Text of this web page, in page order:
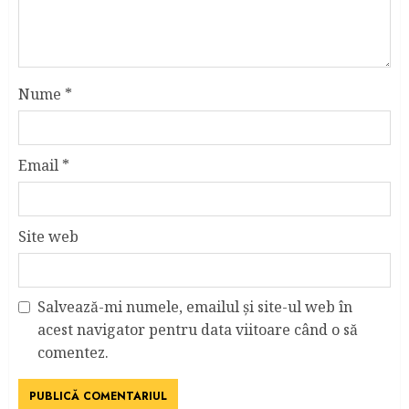
Nume *
Email *
Site web
Salvează-mi numele, emailul și site-ul web în
acest navigator pentru data viitoare când o să
comentez.